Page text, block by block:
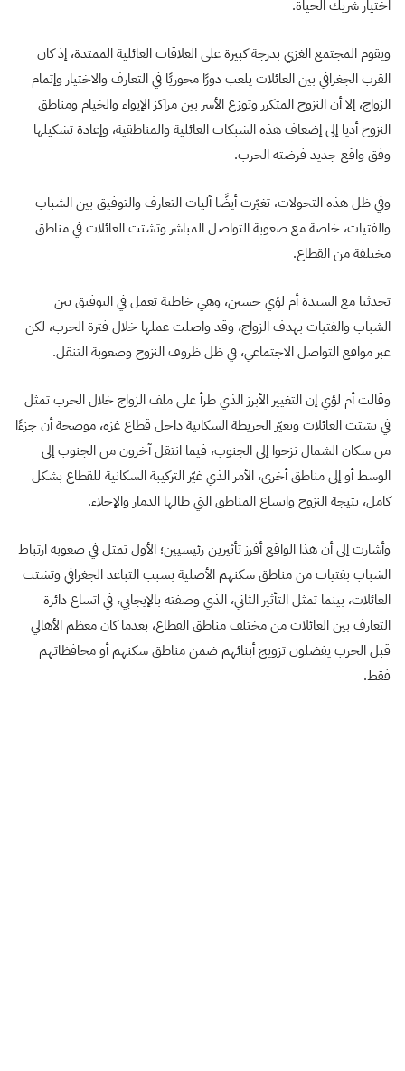
اختيار شريك الحياة.
ويقوم المجتمع الغزي بدرجة كبيرة على العلاقات العائلية الممتدة، إذ كان
القرب الجغرافي بين العائلات يلعب دورًا محوريًا في التعارف والاختيار وإتمام
الزواج، إلا أن النزوح المتكرر وتوزع الأسر بين مراكز الإيواء والخيام ومناطق
النزوح أديا إلى إضعاف هذه الشبكات العائلية والمناطقية، وإعادة تشكيلها
وفق واقع جديد فرضته الحرب.
وفي ظل هذه التحولات، تغيّرت أيضًا آليات التعارف والتوفيق بين الشباب
والفتيات، خاصة مع صعوبة التواصل المباشر وتشتت العائلات في مناطق
مختلفة من القطاع.
تحدثنا مع السيدة أم لؤي حسين، وهي خاطبة تعمل في التوفيق بين
الشباب والفتيات بهدف الزواج، وقد واصلت عملها خلال فترة الحرب، لكن
عبر مواقع التواصل الاجتماعي، في ظل ظروف النزوح وصعوبة التنقل.
وقالت أم لؤي إن التغيير الأبرز الذي طرأ على ملف الزواج خلال الحرب تمثل
في تشتت العائلات وتغيّر الخريطة السكانية داخل قطاع غزة، موضحة أن جزءًا
من سكان الشمال نزحوا إلى الجنوب، فيما انتقل آخرون من الجنوب إلى
الوسط أو إلى مناطق أخرى، الأمر الذي غيّر التركيبة السكانية للقطاع بشكل
كامل، نتيجة النزوح واتساع المناطق التي طالها الدمار والإخلاء.
وأشارت إلى أن هذا الواقع أفرز تأثيرين رئيسيين؛ الأول تمثل في صعوبة ارتباط
الشباب بفتيات من مناطق سكنهم الأصلية بسبب التباعد الجغرافي وتشتت
العائلات، بينما تمثل التأثير الثاني، الذي وصفته بالإيجابي، في اتساع دائرة
التعارف بين العائلات من مختلف مناطق القطاع، بعدما كان معظم الأهالي
قبل الحرب يفضلون تزويج أبنائهم ضمن مناطق سكنهم أو محافظاتهم
فقط.